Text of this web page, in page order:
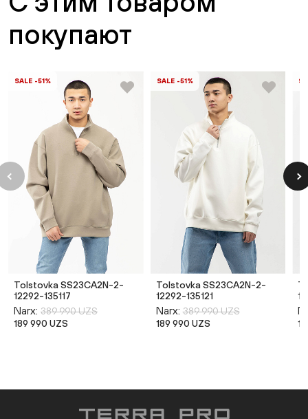
покупают
SALE -51%
Tolstovka SS23CA2N-2-
12292-135117
Narx: 389 990 UZS
189 990 UZS
SALE -51%
Tolstovka SS23CA2N-2-
12292-135121
Narx: 389 990 UZS
189 990 UZS